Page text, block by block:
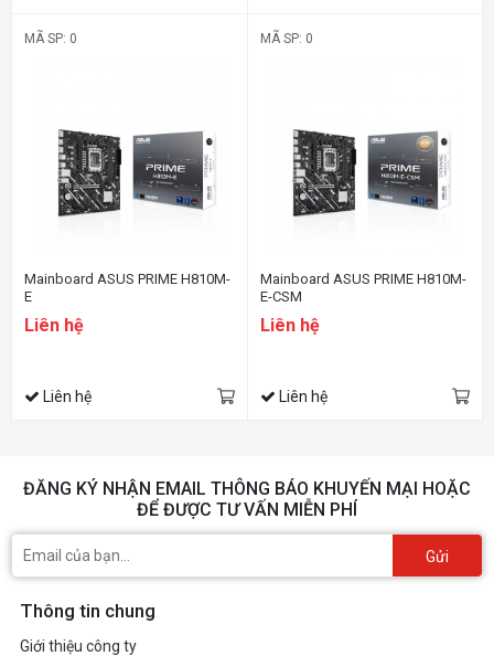
MÃ SP: 0
Mainboard ASUS PRIME H810M-
E
Liên hệ
Liên hệ
MÃ SP: 0
Mainboard ASUS PRIME H810M-
E-CSM
Liên hệ
Liên hệ
ĐĂNG KÝ NHẬN EMAIL THÔNG BÁO KHUYẾN MẠI HOẶC
ĐỂ ĐƯỢC TƯ VẤN MIỄN PHÍ
Gửi
Thông tin chung
Giới thiệu công ty